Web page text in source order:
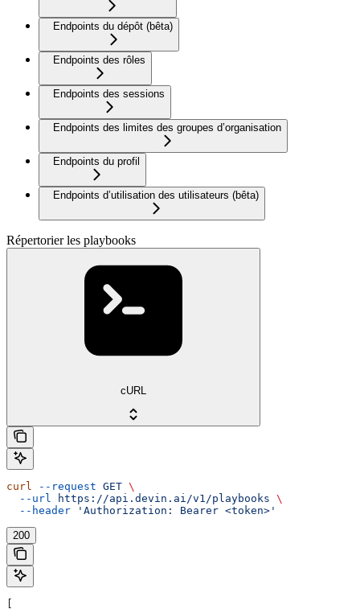
Endpoints du dépôt (bêta)
Endpoints des rôles
Endpoints des sessions
Endpoints des limites des groupes d’organisation
Endpoints du profil
Endpoints d’utilisation des utilisateurs (bêta)
Répertorier les playbooks
cURL
curl --request GET \
  --url
https://api.devin.ai/v1/playbooks \
  --header
'Authorization: Bearer <token>'
200